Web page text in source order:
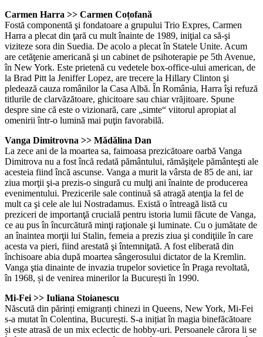
Carmen Harra >> Carmen Coțofană
Fostă componentă şi fondatoare a grupului Trio Expres, Carmen
Harra a plecat din ţară cu mult înainte de 1989, iniţial ca să-şi
viziteze sora din Suedia. De acolo a plecat în Statele Unite. Acum
are cetăţenie americană şi un cabinet de psihoterapie pe 5th Avenue,
în New York. Este prietenă cu vedetele box-office-ului american, de
la Brad Pitt la Jeniffer Lopez, are trecere la Hillary Clinton şi
pledează cauza românilor la Casa Albă. În România, Harra îşi refuză
titlurile de clarvăzătoare, ghicitoare sau chiar vrăjitoare. Spune
despre sine că este o vizionară, care „simte“ viitorul apropiat al
omenirii într-o lumină mai puţin favorabilă.
Vanga Dimitrovna >> Mădălina Dan
La zece ani de la moartea sa, faimoasa prezicătoare oarbă Vanga
Dimitrova nu a fost încă redată pământului, rămăşiţele pământeşti ale
acesteia fiind încă ascunse. Vanga a murit la vârsta de 85 de ani, iar
ziua morţii şi-a prezis-o singură cu mulţi ani înainte de producerea
evenimentului. Prezicerile sale continuă să atragă atenţia la fel de
mult ca şi cele ale lui Nostradamus. Există o întreagă listă cu
preziceri de importanţă crucială pentru istoria lumii făcute de Vanga,
ce au pus în încurcătură minţi raţionale şi luminate. Cu o jumătate de
an înaintea morţii lui Stalin, femeia a prezis ziua şi condiţiile în care
acesta va pieri, fiind arestată şi întemniţată. A fost eliberată din
închisoare abia după moartea sângerosului dictator de la Kremlin.
Vanga ştia dinainte de invazia trupelor sovietice în Praga revoltată,
în 1968, și de venirea minerilor la București în 1990.
Mi-Fei >> Iuliana Stoianescu
Născută din părinți emigranți chinezi in Queens, New York, Mi-Fei
s-a mutat în Colentina, București. S-a inițiat în magia binefăcătoare
și este atrasă de un mix eclectic de hobby-uri. Persoanele cărora li se